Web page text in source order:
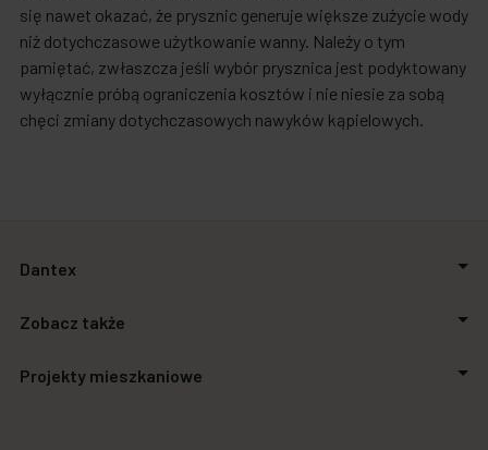
się nawet okazać, że prysznic generuje większe zużycie wody
niż dotychczasowe użytkowanie wanny. Należy o tym
pamiętać, zwłaszcza jeśli wybór prysznica jest podyktowany
wyłącznie próbą ograniczenia kosztów i nie niesie za sobą
chęci zmiany dotychczasowych nawyków kąpielowych.
Dantex
Relacje inwestorskie
Biuro prasowe
Zobacz także
Zakupimy grunty
Projekty mieszkaniowe